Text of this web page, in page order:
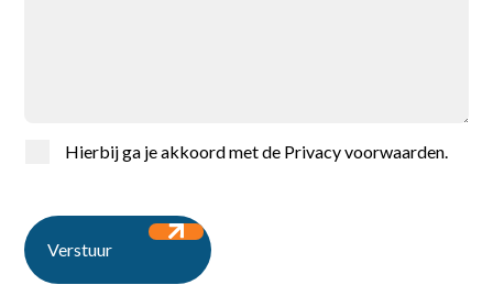
Contact
Ontdek de vacatures
Hierbij ga je akkoord met de Privacy voorwaarden.
Verstuur